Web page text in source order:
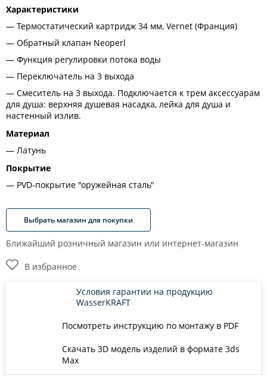
Характеристики
Термостатический картридж 34 мм, Vernet (Франция)
Обратный клапан Neoperl
Функция регулировки потока воды
Переключатель на 3 выхода
Смеситель на 3 выхода. Подключается к трем аксессуарам
для душа: верхняя душевая насадка, лейка для душа и
настенный излив.
Материал
Латунь
Покрытие
PVD-покрытие "оружейная сталь"
Выбрать магазин для покупки
Ближайший розничный магазин или интернет-магазин
В избранное
Посмотреть инструкцию по монтажу в PDF
Скачать 3D модель изделий в формате 3ds
Max
Условия гарантии на продукцию
WasserKRAFT